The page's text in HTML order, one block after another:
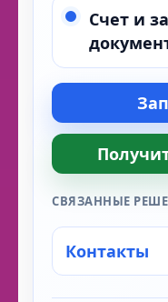
Счет и
СВЯЗАННЫЕ
Контакты